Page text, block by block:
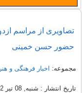
تصاویری از مراسم
حضور حسن خمینی
مجموعه: اخبار فرهنگی و
تاریخ انتشار : شنبه, 08 تیر 1392 15:47